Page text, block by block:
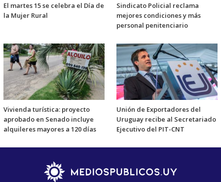
El martes 15 se celebra el Día de
la Mujer Rural
Sindicato Policial reclama
mejores condiciones y más
personal penitenciario
Vivienda turística: proyecto
aprobado en Senado incluye
alquileres mayores a 120 días
Unión de Exportadores del
Uruguay recibe al Secretariado
Ejecutivo del PIT-CNT